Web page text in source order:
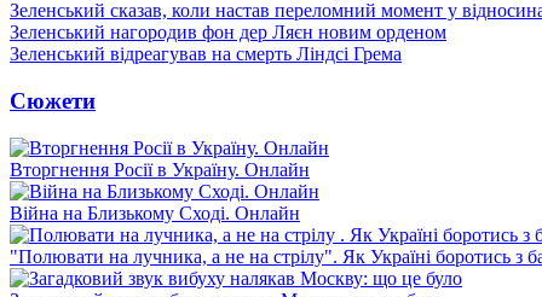
Зеленський сказав, коли настав переломний момент у
Зеленський нагородив фон дер Ляєн новим орденом
Зеленський відреагував на смерть Ліндсі Грема
Сюжети
Вторгнення Росії в Україну. Онлайн
Війна на Близькому Сході. Онлайн
"Полювати на лучника, а не на стрілу". Як Україні боротись з